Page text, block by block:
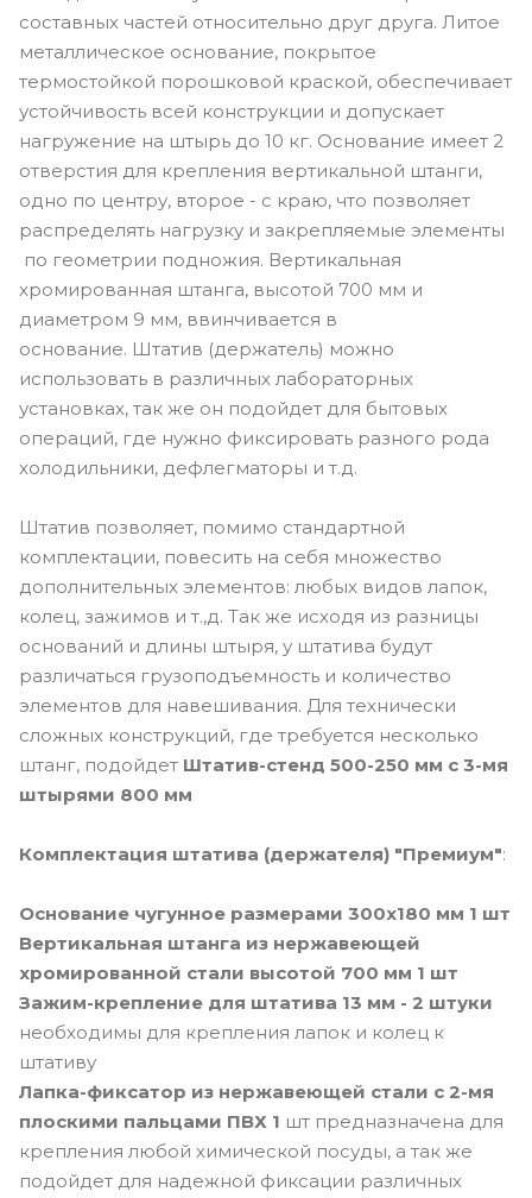
составных частей относительно друг друга. Литое
металлическое основание, покрытое
термостойкой порошковой краской, обеспечивает
устойчивость всей конструкции и допускает
нагружение на штырь до 10 кг. Основание имеет 2
отверстия для крепления вертикальной штанги,
одно по центру, второе - с краю, что позволяет
распределять нагрузку и закрепляемые элементы
по геометрии подножия. Вертикальная
хромированная штанга, высотой 700 мм и
диаметром 9 мм, ввинчивается в
основание. Штатив (держатель) можно
использовать в различных лабораторных
установках, так же он подойдет для бытовых
операций, где нужно фиксировать разного рода
холодильники, дефлегматоры и т.д.
Штатив позволяет, помимо стандартной
комплектации, повесить на себя множество
дополнительных элементов: любых видов лапок,
колец, зажимов и т.,д. Так же исходя из разницы
оснований и длины штыря, у штатива будут
различаться грузоподъемность и количество
элементов для навешивания. Для технически
сложных конструкций, где требуется несколько
штанг, подойдет Штатив-стенд 500-250 мм с 3-мя
штырями 800 мм
Комплектация штатива (держателя) "Премиум":
Основание чугунное размерами 300х180 мм 1 шт
Вертикальная штанга из нержавеющей
хромированной стали высотой 700 мм 1 шт
Зажим-крепление для штатива 13 мм - 2 штуки
необходимы для крепления лапок и колец к
штативу
Лапка-фиксатор из нержавеющей стали с 2-мя
плоскими пальцами ПВХ 1 шт предназначена для
крепления любой химической посуды, а так же
подойдет для надежной фиксации различных